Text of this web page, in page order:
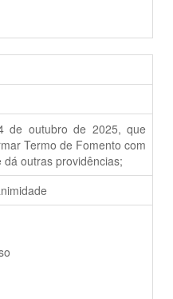
de outubro de 2025, que
Termo de Fomento com
outras providências;